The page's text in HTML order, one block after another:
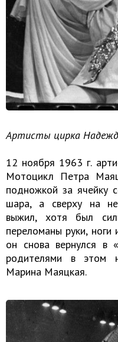
Артисты цирка
12 ноября 1963 г.
Мотоцикл Петра
подножкой за ячейку
шара, а сверху на
выжил, хотя был
переломаны руки,
он снова вернулся
родителями в этом
Марина Маяцкая.